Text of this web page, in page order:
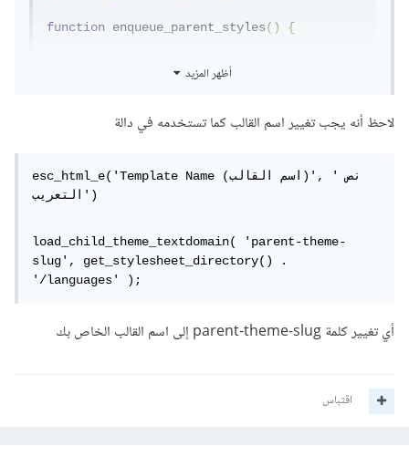
function enqueue_parent_styles() {
'parent-style'
    load_child_theme_textdomain
( 'parent-
theme-slug'
}
add_action( 'after_setup_theme'
'child_theme_slug_setup'
أظهر المزيد
لاحظ أنه يجب تغيير اسم القالب كما تستخدمه في دالة
esc_html_e('Template Name (اسم القالب)', 'نص
التعريب')
load_child_theme_textdomain( 'parent-theme-
slug', get_stylesheet_directory() .
'/languages' );
أي تغيير كلمة parent-theme-slug إلى اسم القالب الخاص بك
اقتباس